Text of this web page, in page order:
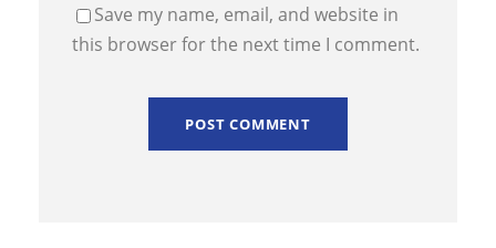
Save my name, email, and website in
this browser for the next time I comment.